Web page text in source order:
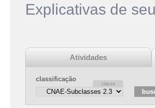
Explicativas de
Atividades
classificação